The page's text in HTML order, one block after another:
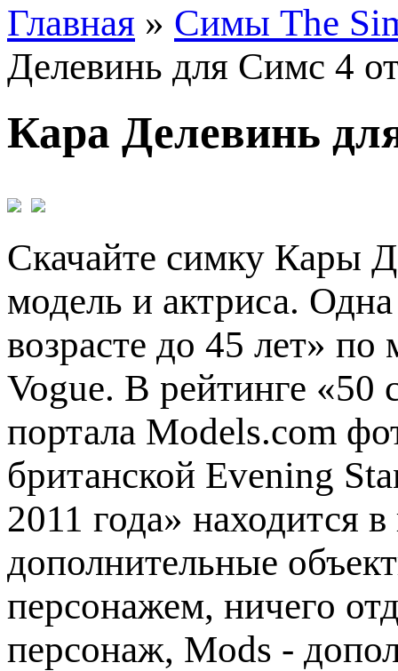
Главная » Симы The
Делевинь для Симс 4
Кара Делевинь
Скачайте симку Кары
модель и актриса.
возрасте до 45 лет»
Vogue. В рейтинге «50
портала Models.com
британской Evening
2011 года» находится
дополнительные
персонажем, ничего
персонаж, Mods -